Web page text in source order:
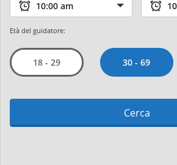
Età del guidatore:
18 - 29 30 - 69
Cerca